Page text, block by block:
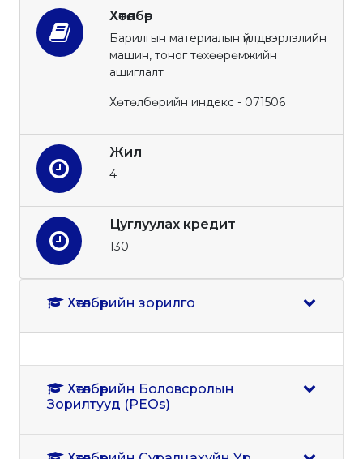
Хөтөлбөр
Барилгын материалын үйлдвэрлэлийн
машин, тоног төхөөрөмжийн
ашиглалт
Хөтөлбөрийн индекс - 071506
Жил
4
Цуглуулах кредит
130
Хөтөлбөрийн зорилго
Зорилтууд (PEOs)